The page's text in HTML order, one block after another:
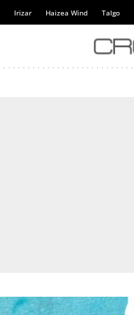
Irizar Haizea Wind Talgo